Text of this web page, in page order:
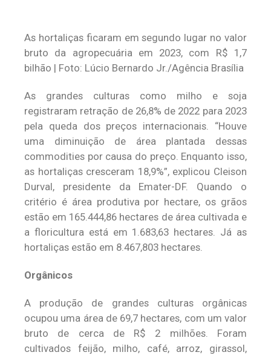
As hortaliças ficaram em segundo lugar no valor
bruto da agropecuária em 2023, com R$ 1,7
bilhão | Foto: Lúcio Bernardo Jr./Agência Brasília
As grandes culturas como milho e soja
registraram retração de 26,8% de 2022 para 2023
pela queda dos preços internacionais. “Houve
uma diminuição de área plantada dessas
commodities por causa do preço. Enquanto isso,
as hortaliças cresceram 18,9%”, explicou Cleison
Durval, presidente da Emater-DF. Quando o
critério é área produtiva por hectare, os grãos
estão em 165.444,86 hectares de área cultivada e
a floricultura está em 1.683,63 hectares. Já as
hortaliças estão em 8.467,803 hectares.
Orgânicos
A produção de grandes culturas orgânicas
ocupou uma área de 69,7 hectares, com um valor
bruto de cerca de R$ 2 milhões. Foram
cultivados feijão, milho, café, arroz, girassol,